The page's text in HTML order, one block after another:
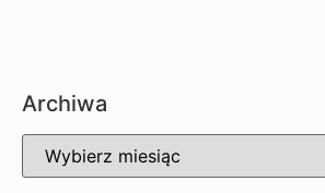
Archiwa